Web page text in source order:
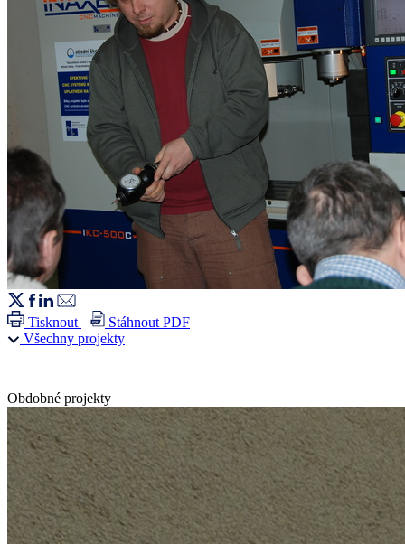
Tisknout
Stáhnout PDF
Všechny projekty
Obdobné projekty